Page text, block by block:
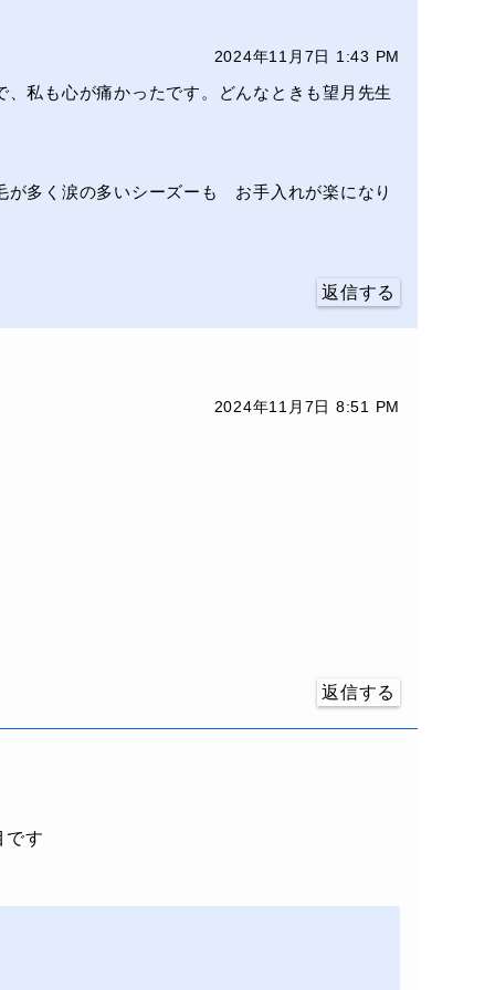
2024年11月7日 1:43 PM
私も心が痛かったです。どんなときも望月先生
多く涙の多いシーズーも お手入れが楽になり
返信する
2024年11月7日 8:51 PM
返信する
です